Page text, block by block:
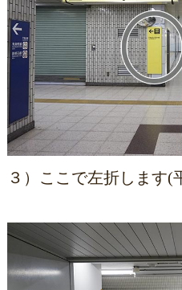
３）ここで左折します(